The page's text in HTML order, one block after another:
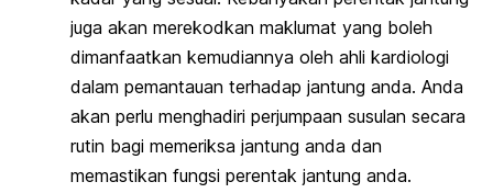
juga akan merekodkan maklumat yang boleh
dimanfaatkan kemudiannya oleh ahli kardiologi
dalam pemantauan terhadap jantung anda. Anda
akan perlu menghadiri perjumpaan susulan secara
rutin bagi memeriksa jantung anda dan
memastikan fungsi perentak jantung anda.